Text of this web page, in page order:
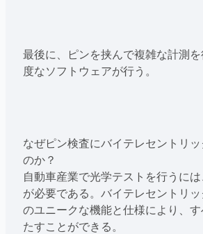
最後に、ピンを挟んで複雑な計測
度なソフトウェアが行う。
なぜピン検査にバイテレセントリ
のか？
自動車産業で光学テストを行うに
が必要である。バイテレセントリ
のユニークな機能と仕様により、
たすことができる。